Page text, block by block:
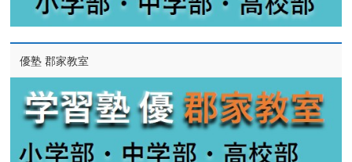
優塾 郡家教室